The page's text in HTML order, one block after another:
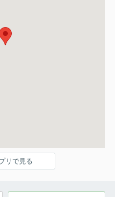
リで見る